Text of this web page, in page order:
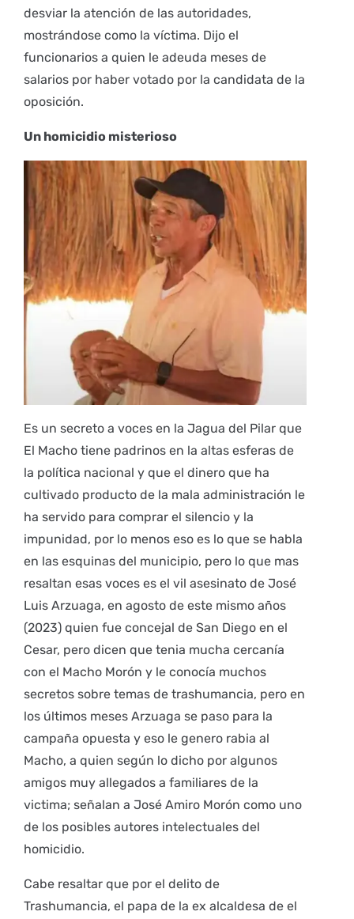
desviar la atención de las autoridades,
mostrándose como la víctima. Dijo el
funcionarios a quien le adeuda meses de
salarios por haber votado por la candidata de la
oposición.
Un homicidio misterioso
Es un secreto a voces en la Jagua del Pilar que
El Macho tiene padrinos en la altas esferas de
la política nacional y que el dinero que ha
cultivado producto de la mala administración le
ha servido para comprar el silencio y la
impunidad, por lo menos eso es lo que se habla
en las esquinas del municipio, pero lo que mas
resaltan esas voces es el vil asesinato de José
Luis Arzuaga, en agosto de este mismo años
(2023) quien fue concejal de San Diego en el
Cesar, pero dicen que tenia mucha cercanía
con el Macho Morón y le conocía muchos
secretos sobre temas de trashumancia, pero en
los últimos meses Arzuaga se paso para la
campaña opuesta y eso le genero rabia al
Macho, a quien según lo dicho por algunos
amigos muy allegados a familiares de la
victima; señalan a José Amiro Morón como uno
de los posibles autores intelectuales del
homicidio.
Cabe resaltar que por el delito de
Trashumancia, el papa de la ex alcaldesa de el